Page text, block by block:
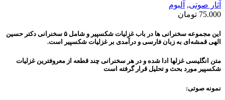
آثار صوتی, آلبوم
75.000 تومان
این مجموعه سخنرانی ها در باب غزلیات شکسپیر و شامل ۵ سخنرانی دکتر حسین
الهی قمشه‌ای به زبان فارسی و درآمدی بر غزلیات شکسپیر است.
متن انگلیسی غزلها ادا شده و در هر سخنرانی چند قطعه از معروفترین غزلیات
شکسپیر مورد بحث و تحلیل قرار گرفته است
نمونه صوتی: